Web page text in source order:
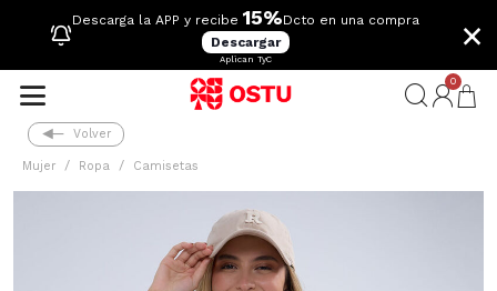
Descarga la APP y recibe 15%Dcto en una compra
Descargar
Aplican TyC
×
0
Volver
Mujer Ropa Camisetas